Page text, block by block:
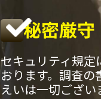
秘密厳守
セキュリティ規定
おります。調査
えいは一切ござい